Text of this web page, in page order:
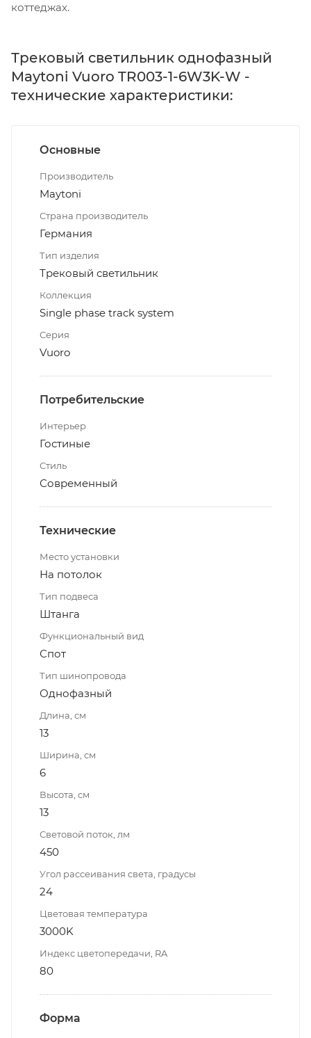
коттеджах.
Трековый светильник однофазный
Maytoni Vuoro TR003-1-6W3K-W -
технические характеристики:
Основные
Производитель
Maytoni
Страна производитель
Германия
Тип изделия
Трековый светильник
Коллекция
Single phase track system
Серия
Vuoro
Потребительские
Интерьер
Гостиные
Стиль
Современный
Технические
Место установки
На потолок
Тип подвеса
Штанга
Функциональный вид
Спот
Тип шинопровода
Однофазный
Длина, см
13
Ширина, см
6
Высота, см
13
Световой поток, лм
450
Угол рассеивания света, градусы
24
Цветовая температура
3000K
Индекс цветопередачи, RA
80
Форма